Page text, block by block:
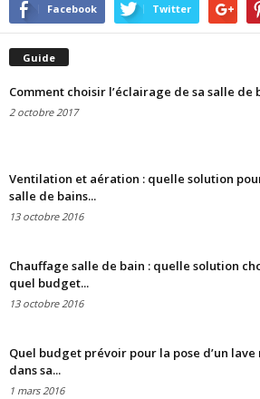
Facebook Twitter
Guide
Comment choisir l’éclairage de sa salle de
2 octobre 2017
Ventilation et aération : quelle solution
salle de bains...
13 octobre 2016
Chauffage salle de bain : quelle solution
quel budget...
13 octobre 2016
Quel budget prévoir pour la pose d’un lave
dans sa...
1 mars 2016